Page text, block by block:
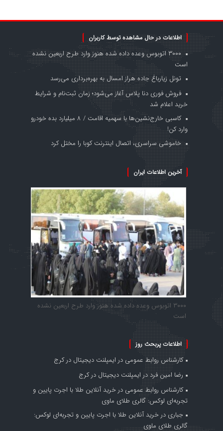
اطلاعات در حال مشاهده توسط کاربران
۳۰۰۰ اتوبوس وعده داده شده هنوز وارد طرح اربعین نشده
است
تونل زیارباغ جاده هراز امسال به بهره‌برداری می‌رسد
فروش فوری دنا پلاس آغاز می‌شود؛ زمان ثبت‌نام و شرایط
خرید اعلام شد
کاسبی خارج‌نشین‌ها با سهمیه اقامت / ۸ میلیارد بده خودرو
وارد کن!
خاموشی سراسری، اتصال اینترنت کوبا را مختل کرد
آخرین اطلاعات ایران
۳۰۰۰ اتوبوس وعده داده شده هنوز وارد طرح اربعین نشده
است
اطلاعات پربحث روز
کارشناس روابط عمومی درایمپلنت دیجیتال در کرج
رضا امین فرددرایمپلنت دیجیتال در کرج
کارشناس روابط عمومی درخرید آنلاین طلا با اجرت پایین و
تجربه‌ای لوکس: گالری طلای ماوی
جباری درخرید آنلاین طلا با اجرت پایین و تجربه‌ای لوکس:
گالری طلای ماوی